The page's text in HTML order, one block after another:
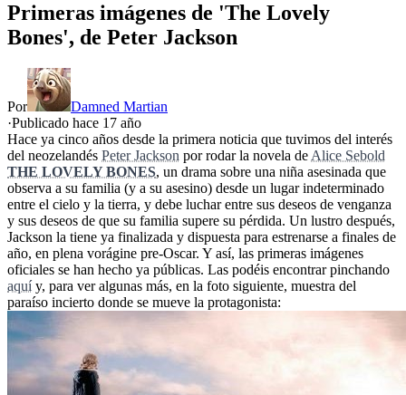
Primeras imágenes de 'The Lovely
Bones', de Peter Jackson
Por
Damned Martian
·Publicado hace 17 año
Hace ya cinco años desde la primera noticia que tuvimos del interés
del neozelandés Peter Jackson por rodar la novela de Alice Sebold
THE LOVELY BONES, un drama sobre una niña asesinada que
observa a su familia (y a su asesino) desde un lugar indeterminado
entre el cielo y la tierra, y debe luchar entre sus deseos de venganza
y sus deseos de que su familia supere su pérdida. Un lustro después,
Jackson la tiene ya finalizada y dispuesta para estrenarse a finales de
año, en plena vorágine pre-Oscar. Y así, las primeras imágenes
oficiales se han hecho ya públicas. Las podéis encontrar pinchando
aquíy, para ver algunas más, en la foto siguiente, muestra del
paraíso incierto donde se mueve la protagonista: